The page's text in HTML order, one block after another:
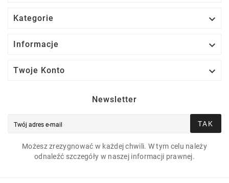
Kategorie 
Informacje 
Twoje Konto 
Newsletter
TAK
Możesz zrezygnować w każdej chwili. W tym celu należy
odnaleźć szczegóły w naszej informacji prawnej.